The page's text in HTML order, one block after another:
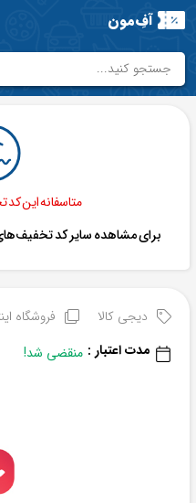
آفِ‌مون
متاسفانه این
برای مشاهده سایر کد
دیجی کالا
فروشگاه
مدت اعتبار : منقضی شد!